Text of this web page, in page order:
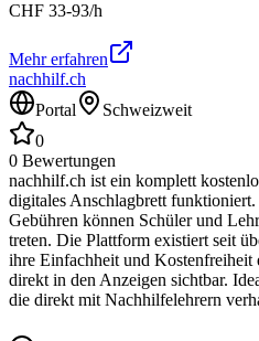
CHF 33-93/h
Mehr erfahren
nachhilf.ch
Portal
Schweizweit
0
0 Bewertungen
nachhilf.ch ist ein komplett
digitales Anschlagbrett
Gebühren können Schüler und
treten. Die Plattform existiert seit
ihre Einfachheit und
direkt in den Anzeigen sichtbar.
die direkt mit Nachhilfelehrern